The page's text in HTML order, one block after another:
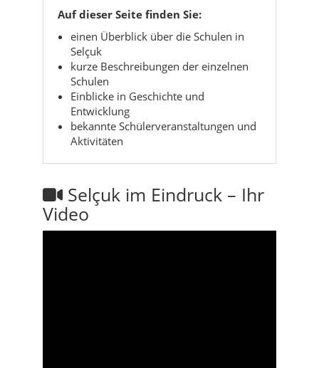
Auf dieser Seite finden Sie:
einen Überblick über die Schulen in
Selçuk
kurze Beschreibungen der einzelnen
Schulen
Einblicke in Geschichte und
Entwicklung
bekannte Schülerveranstaltungen und
Aktivitäten
Selçuk im Eindruck – Ihr
Video